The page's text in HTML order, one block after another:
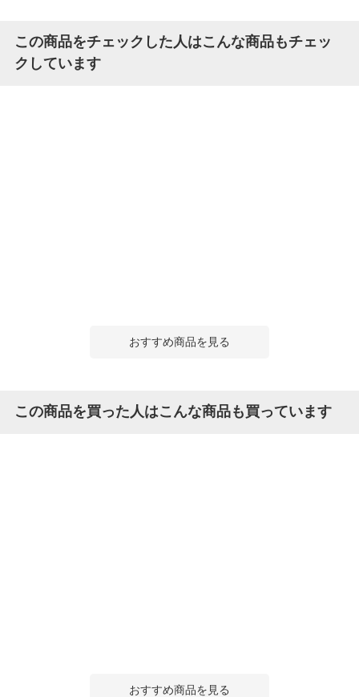
この商品をチェックした人はこんな商品もチェッ
クしています
おすすめ商品を見る
この商品を買った人はこんな商品も買っています
おすすめ商品を見る